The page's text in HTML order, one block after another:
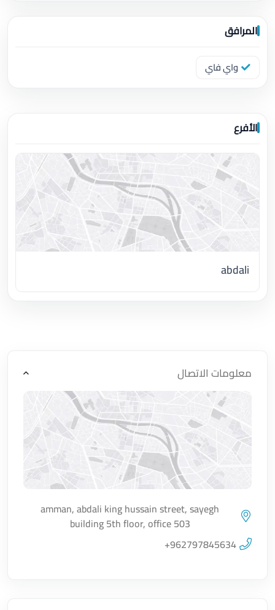
المرافق
واي فاي
الأفرع
abdali
معلومات الاتصال
اضغط لتحميل الموقع
amman, abdali king hussain street, sayegh
building 5th floor, office 503
+962797845634